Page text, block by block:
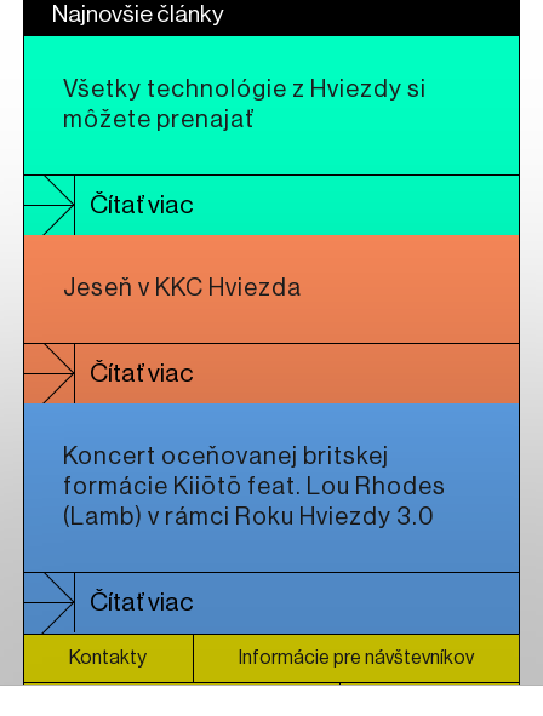
Najnovšie články
Všetky technológie z Hviezdy si
môžete prenajať
Čítať viac
Jeseň v KKC Hviezda
Čítať viac
Koncert oceňovanej britskej
formácie Kiiōtō feat. Lou Rhodes
(Lamb) v rámci Roku Hviezdy 3.0
Čítať viac
Kontakty Informácie pre návštevníkov